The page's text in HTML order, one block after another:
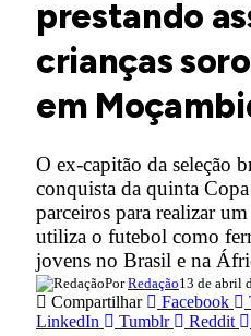
prestando
crianças
em
O ex-capitão da seleção
conquista da quinta
parceiros para realizar
utiliza o futebol como
jovens no Brasil e na
Por Redação13 de abril
Compartilhar Facebook
LinkedIn
Tumblr Reddit